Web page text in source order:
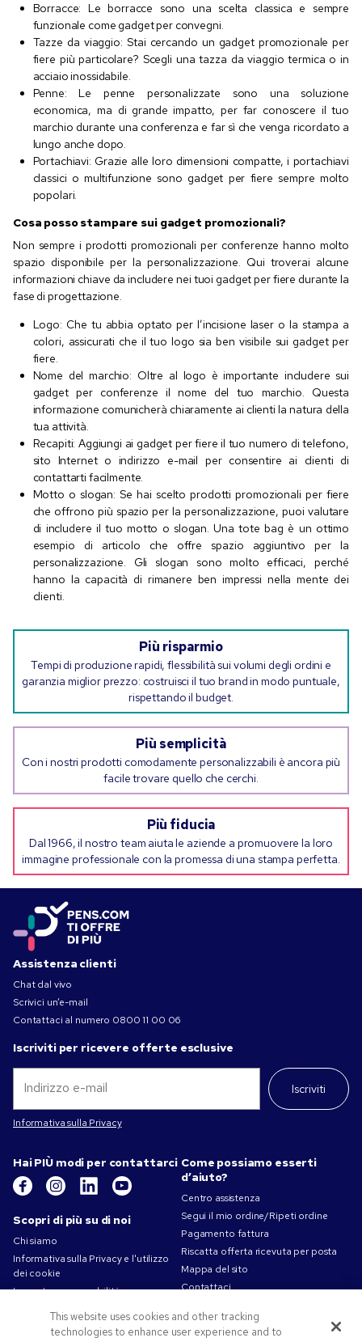
Borracce: Le borracce sono una scelta classica e sempre
funzionale come gadget per convegni.
Tazze da viaggio: Stai cercando un gadget promozionale per
fiere più particolare? Scegli una tazza da viaggio termica o in
acciaio inossidabile.
Penne: Le penne personalizzate sono una soluzione
economica, ma di grande impatto, per far conoscere il tuo
marchio durante una conferenza e far sì che venga ricordato a
lungo anche dopo.
Portachiavi: Grazie alle loro dimensioni compatte, i portachiavi
classici o multifunzione sono gadget per fiere sempre molto
popolari.
Cosa posso stampare sui gadget promozionali?
Non sempre i prodotti promozionali per conferenze hanno molto
spazio disponibile per la personalizzazione. Qui troverai alcune
informazioni chiave da includere nei tuoi gadget per fiere durante la
fase di progettazione.
Logo: Che tu abbia optato per l’incisione laser o la stampa a
colori, assicurati che il tuo logo sia ben visibile sui gadget per
fiere.
Nome del marchio: Oltre al logo è importante includere sui
gadget per conferenze il nome del tuo marchio. Questa
informazione comunicherà chiaramente ai clienti la natura della
tua attività.
Recapiti: Aggiungi ai gadget per fiere il tuo numero di telefono,
sito Internet o indirizzo e-mail per consentire ai clienti di
contattarti facilmente.
Motto o slogan: Se hai scelto prodotti promozionali per fiere
che offrono più spazio per la personalizzazione, puoi valutare
di includere il tuo motto o slogan. Una tote bag è un ottimo
esempio di articolo che offre spazio aggiuntivo per la
personalizzazione. Gli slogan sono molto efficaci, perché
hanno la capacità di rimanere ben impressi nella mente dei
clienti.
Più risparmio
Tempi di produzione rapidi, flessibilità sui volumi degli ordini e
garanzia miglior prezzo: costruisci il tuo brand in modo puntuale,
rispettando il budget.
Più semplicità
Con i nostri prodotti comodamente personalizzabili è ancora più
facile trovare quello che cerchi.
Più fiducia
Dal 1966, il nostro team aiuta le aziende a promuovere la loro
immagine professionale con la promessa di una stampa perfetta.
Assistenza clienti
Chat dal vivo
Scrivici un’e-mail
Contattaci al numero 0800 11 00 06
Iscriviti per ricevere offerte esclusive
Iscriviti
Informativa sulla Privacy
Hai PIÙ modi per contattarci
Scopri di più su di noi
Chi siamo
Informativa sulla Privacy e l'utilizzo
dei cookie
La nostra responsabilità
Termini d'uso
Condizioni di vendita
Come possiamo esserti
d’aiuto?
Centro assistenza
Segui il mio ordine/Ripeti ordine
Pagamento fattura
Riscatta offerta ricevuta per posta
Mappa del sito
Contattaci
This website uses cookies and other tracking
technologies to enhance user experience and to